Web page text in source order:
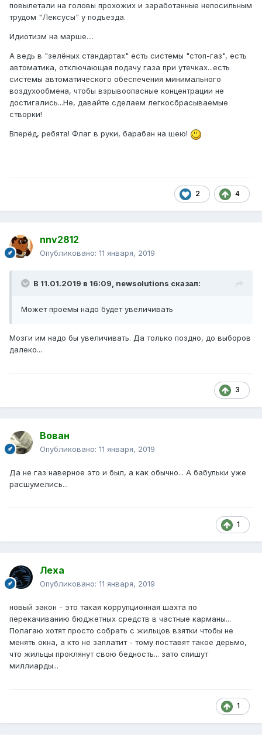
повылетали на головы прохожих и заработанные непосильным
трудом "Лексусы" у подъезда.
Идиотизм на марше....
А ведь в "зелёных стандартах" есть системы "стоп-газ", есть
автоматика, отключающая подачу газа при утечках...есть
системы автоматического обеспечения минимального
воздухообмена, чтобы взрывоопасные концентрации не
достигались...Не, давайте сделаем легкосбрасываемые
створки!
Вперёд, ребята! Флаг в руки, барабан на шею!
2 4
nnv2812
Опубликовано: 11 января, 2019
В 11.01.2019 в 16:09, newsolutions сказал:
Может проемы надо будет увеличивать
Мозги им надо бы увеличивать. Да только поздно, до выборов
далеко...
3
Вован
Опубликовано: 11 января, 2019
Да не газ наверное это и был, а как обычно... А бабульки уже
расшумелись...
1
Леха
Опубликовано: 11 января, 2019
новый закон - это такая коррупционная шахта по
перекачиванию бюджетных средств в частные карманы...
Полагаю хотят просто собрать с жильцов взятки чтобы не
менять окна, а кто не заплатит - тому поставят такое дерьмо,
что жильцы проклянут свою бедность... зато спишут
миллиарды...
1